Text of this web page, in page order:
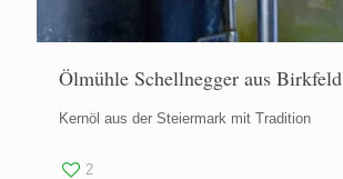
Ölmühle Schellnegger aus Birkfeld
Kernöl aus der Steiermark mit Tradition
2